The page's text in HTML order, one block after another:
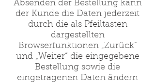
Absenden der Bestellung kann
der Kunde die Daten jederzeit
durch die als Pfeiltasten
dargestellten
Browserfunktionen „Zurück“
und „Weiter“ die eingegebene
Bestellung sowie die
eingetragenen Daten ändern